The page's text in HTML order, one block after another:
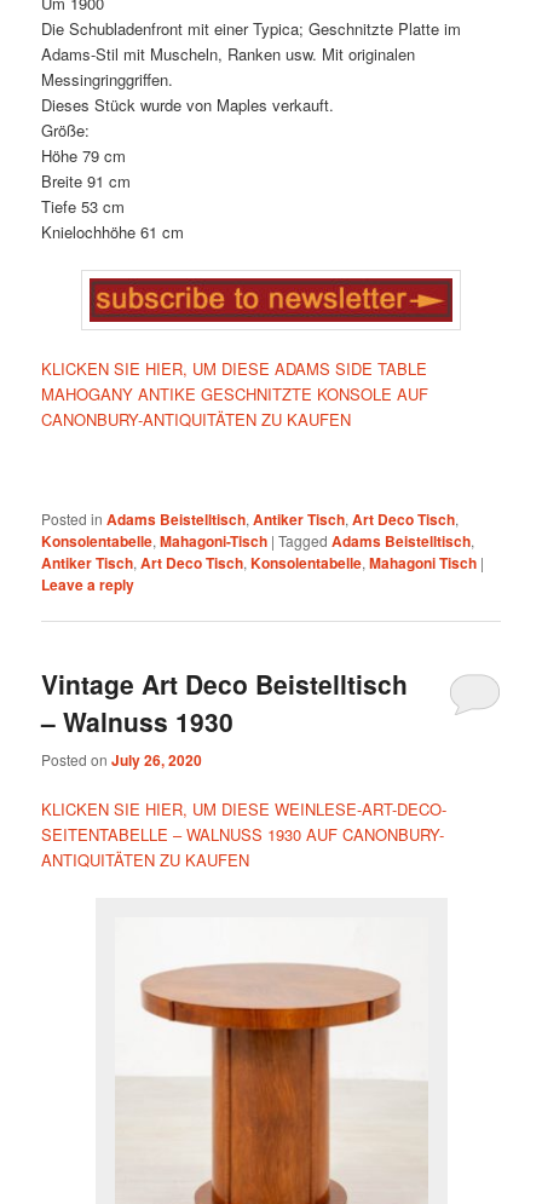
Die Schubladenfront mit einer Typica; Geschnitzte Platte im
Adams-Stil mit Muscheln, Ranken usw. Mit originalen
Messingringgriffen.
Dieses Stück wurde von Maples verkauft.
Größe:
Höhe 79 cm
Breite 91 cm
Tiefe 53 cm
Knielochhöhe 61 cm
KLICKEN SIE HIER, UM DIESE ADAMS SIDE TABLE
MAHOGANY ANTIKE GESCHNITZTE KONSOLE AUF
CANONBURY-ANTIQUITÄTEN ZU KAUFEN
Posted in Adams Beistelltisch,Antiker Tisch,Art Deco Tisch,
Konsolentabelle,Mahagoni-Tisch |Tagged Adams Beistelltisch,
Antiker Tisch,Art Deco Tisch,Konsolentabelle,Mahagoni Tisch |
Leave a reply
Vintage Art Deco Beistelltisch
– Walnuss 1930
Posted onJuly 26, 2020
KLICKEN SIE HIER, UM DIESE WEINLESE-ART-DECO-
SEITENTABELLE – WALNUSS 1930 AUF CANONBURY-
ANTIQUITÄTEN ZU KAUFEN